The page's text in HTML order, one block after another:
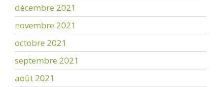
décembre 2021
novembre 2021
octobre 2021
septembre 2021
août 2021